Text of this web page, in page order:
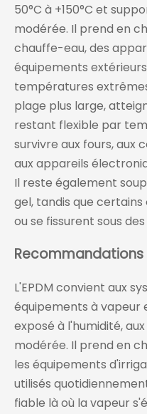
50°C à +150°C et
modérée. Il prend en
chauffe-eau, des
équipements
températures
plage plus large,
restant flexible par
survivre aux fours, aux
aux appareils
Il reste également
gel, tandis que
ou se fissurent sous
L'EPDM convient aux
équipements à vapeur
exposé à l'humidité,
modérée. Il prend en
les équipements
utilisés
fiable là où la vapeur